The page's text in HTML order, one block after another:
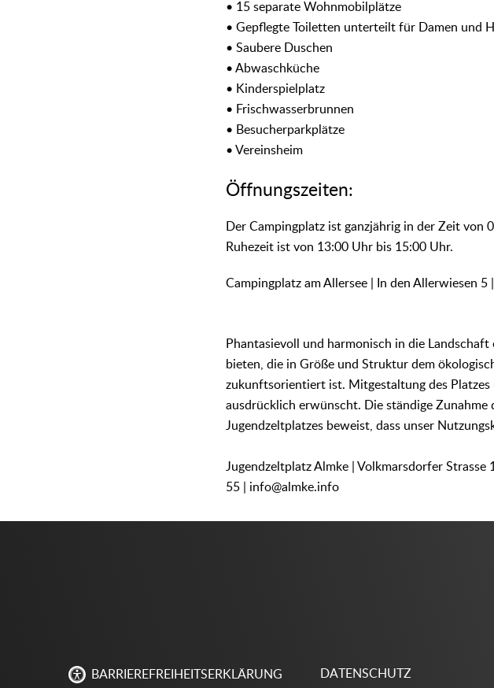
• 15 separate Wohnmobilplätze
• Gepflegte Toiletten unterteilt für Damen und
• Saubere Duschen
• Abwaschküche
• Kinderspielplatz
• Frischwasserbrunnen
• Besucherparkplätze
• Vereinsheim
Öffnungszeiten:
Der Campingplatz ist ganzjährig in der Zeit
Ruhezeit ist von 13:00 Uhr bis 15:00 Uhr.
Campingplatz am Allersee | In den Allerwiesen
Phantasievoll und harmonisch in die
bieten, die in Größe und Struktur dem
zukunftsorientiert ist. Mitgestaltung des
ausdrücklich erwünscht. Die ständige Zunahme
Jugendzeltplatzes beweist, dass unser
Jugendzeltplatz Almke | Volkmarsdorfer
55 | info@almke.info
BARRIEREFREIHEITSERKLÄRUNG DATENSCHUTZ